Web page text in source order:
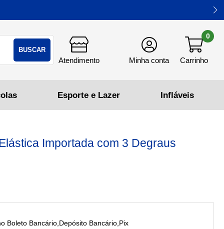
BUSCAR
0
Importada com 3 Degraus
Boleto Bancário,Depósito Bancário,Pix